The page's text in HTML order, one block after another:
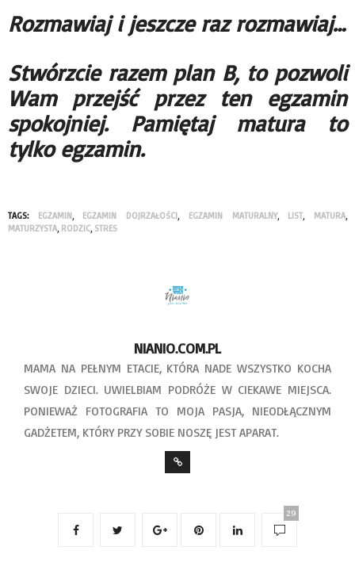
Rozmawiaj i jeszcze raz rozmawiaj…
Stwórzcie razem plan B, to pozwoli
Wam przejść przez ten egzamin
spokojniej. Pamiętaj matura to
tylko egzamin.
TAGS: EGZAMIN, EGZAMIN DOJRZAŁOŚCI, EGZAMIN MATURALNY, LIST, MATURA,
MATURZYSTA, RODZIC, STRES
NIANIO.COM.PL
MAMA NA PEŁNYM ETACIE, KTÓRA NADE WSZYSTKO KOCHA
SWOJE DZIECI. UWIELBIAM PODRÓŻE W CIEKAWE MIEJSCA.
PONIEWAŻ FOTOGRAFIA TO MOJA PASJA, NIEODŁĄCZNYM
GADŻETEM, KTÓRY PRZY SOBIE NOSZĘ JEST APARAT.
29